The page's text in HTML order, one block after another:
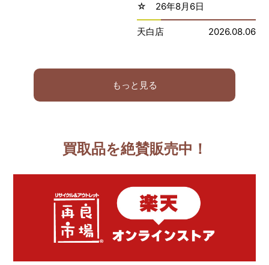
☆ 26年8月6日
天白店 2026.08.06
もっと見る
買取品を絶賛販売中！